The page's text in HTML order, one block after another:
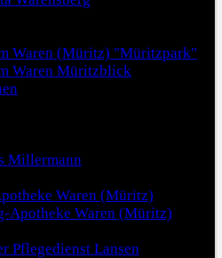
Waren (Müritz) "Müritzpark"
Waren Müritzblick
Millermann
Waren (Müritz)
Apotheke Waren (Müritz)
Pflegedienst Lansen